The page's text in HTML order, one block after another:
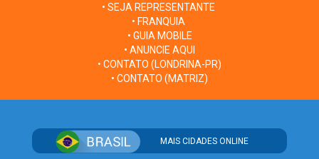
• SEJA REPRESENTANTE
• FRANQUIA
• GUIA MOBILE
• ANUNCIE AQUI
• CONTATO (LONDRINA-PR)
• CONTATO (MATRIZ)
MAIS CIDADES ONLINE